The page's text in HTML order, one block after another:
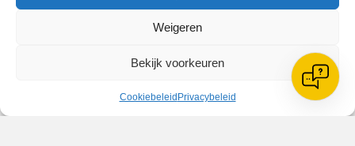
Weigeren
Bekijk voorkeuren
Cookiebeleid Privacybeleid